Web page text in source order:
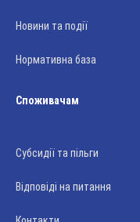
Новини та події
Нормативна база
Споживачам
Субсидії та пільги
Відповіді на питання